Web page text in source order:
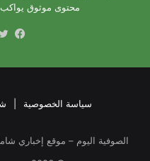
محتوى موثوق يواكب
سياسة الخصوصية
الصوفية اليوم – موقع إخباري